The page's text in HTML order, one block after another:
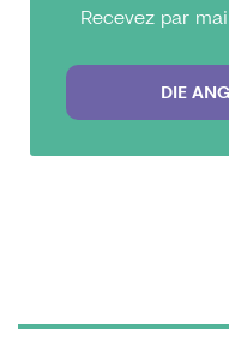
Recevez par
DIE